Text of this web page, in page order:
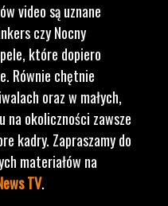
video są uznane
czy Nocny
które dopiero
Równie chętnie
oraz w małych,
na okoliczności zawsze
kadry. Zapraszamy do
materiałów na
TV.